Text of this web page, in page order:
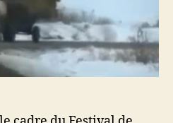
Roumanie)